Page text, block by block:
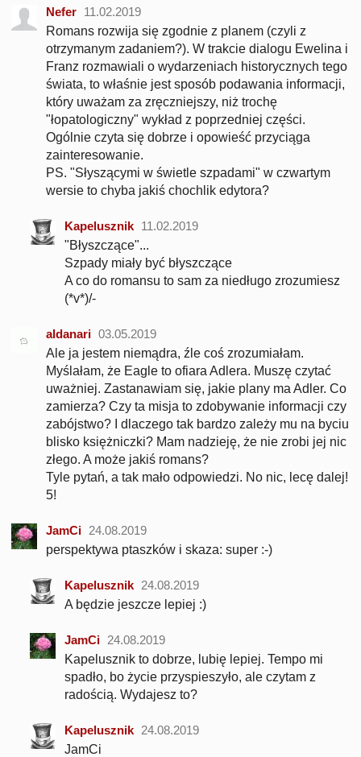
Nefer 11.02.2019
Romans rozwija się zgodnie z planem (czyli z
otrzymanym zadaniem?). W trakcie dialogu Ewelina i
Franz rozmawiali o wydarzeniach historycznych tego
świata, to właśnie jest sposób podawania informacji,
który uważam za zręczniejszy, niż trochę
"łopatologiczny" wykład z poprzedniej części.
Ogólnie czyta się dobrze i opowieść przyciąga
zainteresowanie.
PS. "Słyszącymi w świetle szpadami" w czwartym
wersie to chyba jakiś chochlik edytora?
Kapelusznik 11.02.2019
"Błyszczące"...
Szpady miały być błyszczące
A co do romansu to sam za niedługo zrozumiesz
(*v*)/-
aldanari 03.05.2019
Ale ja jestem niemądra, źle coś zrozumiałam.
Myślałam, że Eagle to ofiara Adlera. Muszę czytać
uważniej. Zastanawiam się, jakie plany ma Adler. Co
zamierza? Czy ta misja to zdobywanie informacji czy
zabójstwo? I dlaczego tak bardzo zależy mu na byciu
blisko księżniczki? Mam nadzieję, że nie zrobi jej nic
złego. A może jakiś romans?
Tyle pytań, a tak mało odpowiedzi. No nic, lecę dalej!
5!
JamCi 24.08.2019
perspektywa ptaszków i skaza: super :-)
Kapelusznik 24.08.2019
A będzie jeszcze lepiej :)
JamCi 24.08.2019
Kapelusznik to dobrze, lubię lepiej. Tempo mi
spadło, bo życie przyspieszyło, ale czytam z
radością. Wydajesz to?
Kapelusznik 24.08.2019
JamCi